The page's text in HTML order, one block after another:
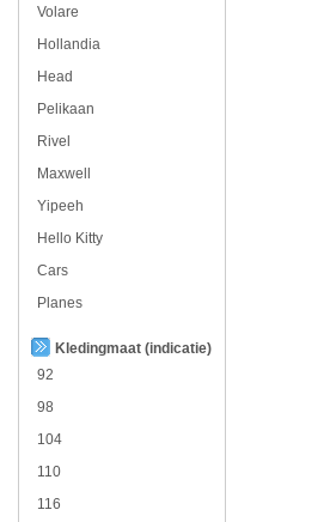
Volare
Hollandia
Head
Pelikaan
Rivel
Maxwell
Yipeeh
Hello Kitty
Cars
Planes
Kledingmaat (indicatie)
92
98
104
110
116